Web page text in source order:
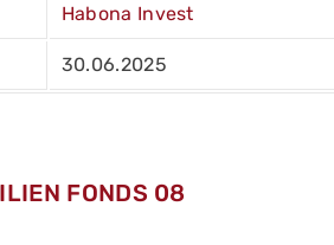
Habona Invest
30.06.2025
FONDS 08